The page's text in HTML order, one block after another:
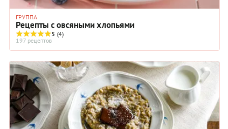
ГРУППА
Рецепты с овсяными хлопьями
5 (4)
197 рецептов